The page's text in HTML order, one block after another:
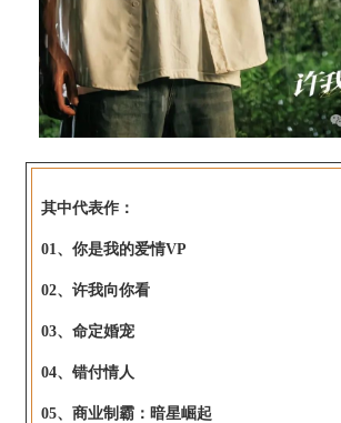
其中代表
01、你是我的爱情VP
02、许我向你看
03、命定婚宠
04、错付情人
05、商业制霸：暗星崛起